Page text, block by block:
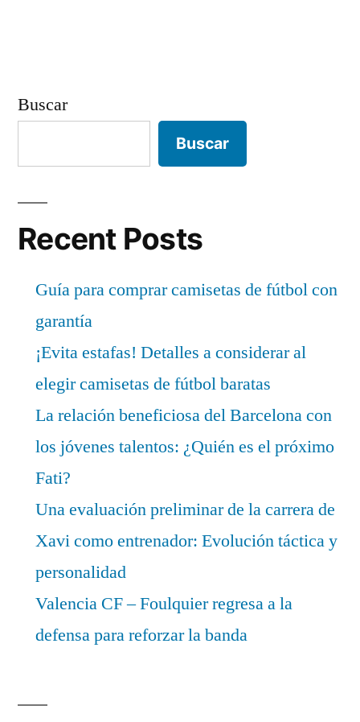
Buscar
Buscar
Recent Posts
Guía para comprar camisetas de fútbol con
garantía
¡Evita estafas! Detalles a considerar al
elegir camisetas de fútbol baratas
La relación beneficiosa del Barcelona con
los jóvenes talentos: ¿Quién es el próximo
Fati?
Una evaluación preliminar de la carrera de
Xavi como entrenador: Evolución táctica y
personalidad
Valencia CF – Foulquier regresa a la
defensa para reforzar la banda